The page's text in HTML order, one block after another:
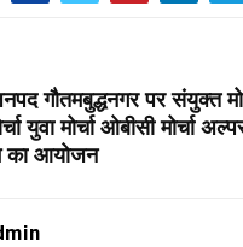
गौतमबुद्धनगर पर संयुक्त
युवा मोर्चा ओबीसी मोर्चा
का आयोजन